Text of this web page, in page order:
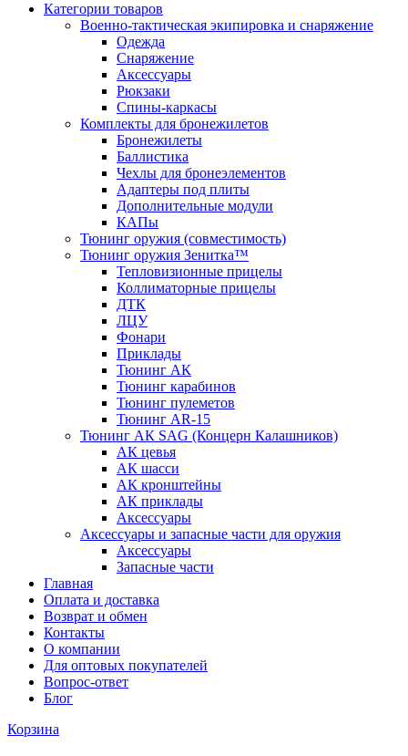
Категории товаров
Военно-тактическая экипировка и снаряжение
Одежда
Снаряжение
Аксессуары
Рюкзаки
Спины-каркасы
Комплекты для бронежилетов
Бронежилеты
Баллистика
Чехлы для бронеэлементов
Адаптеры под плиты
Дополнительные модули
КАПы
Тюнинг оружия (совместимость)
Тюнинг оружия Зенитка™
Тепловизионные прицелы
Коллиматорные прицелы
ДТК
ЛЦУ
Фонари
Приклады
Тюнинг АК
Тюнинг карабинов
Тюнинг пулеметов
Тюнинг AR-15
Тюнинг АК SAG (Концерн Калашников)
АК цевья
АК шасси
АК кронштейны
АК приклады
Аксессуары
Аксессуары и запасные части для оружия
Аксессуары
Запасные части
Главная
Оплата и доставка
Возврат и обмен
Контакты
О компании
Для оптовых покупателей
Вопрос-ответ
Блог
Корзина